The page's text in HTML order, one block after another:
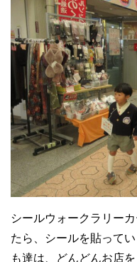
シールウォークラリー
たら、シールを貼って
も達は、どんどんお店